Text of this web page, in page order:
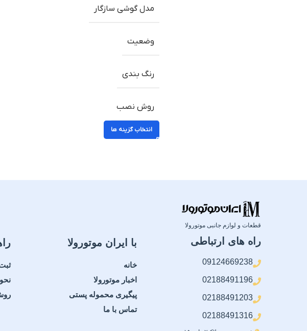
مدل گوشی سازگار
وضعیت
رنگ بندی
روش نصب
انتخاب گزینه ها
قطعات و لوازم جانبی موتورولا
راه های ارتباطی
09124669238
02188491196
02188491203
02188491316
با ایران موتورولا
خانه
اخبار موتورولا
پیگیری محموله پستی
تماس با ما